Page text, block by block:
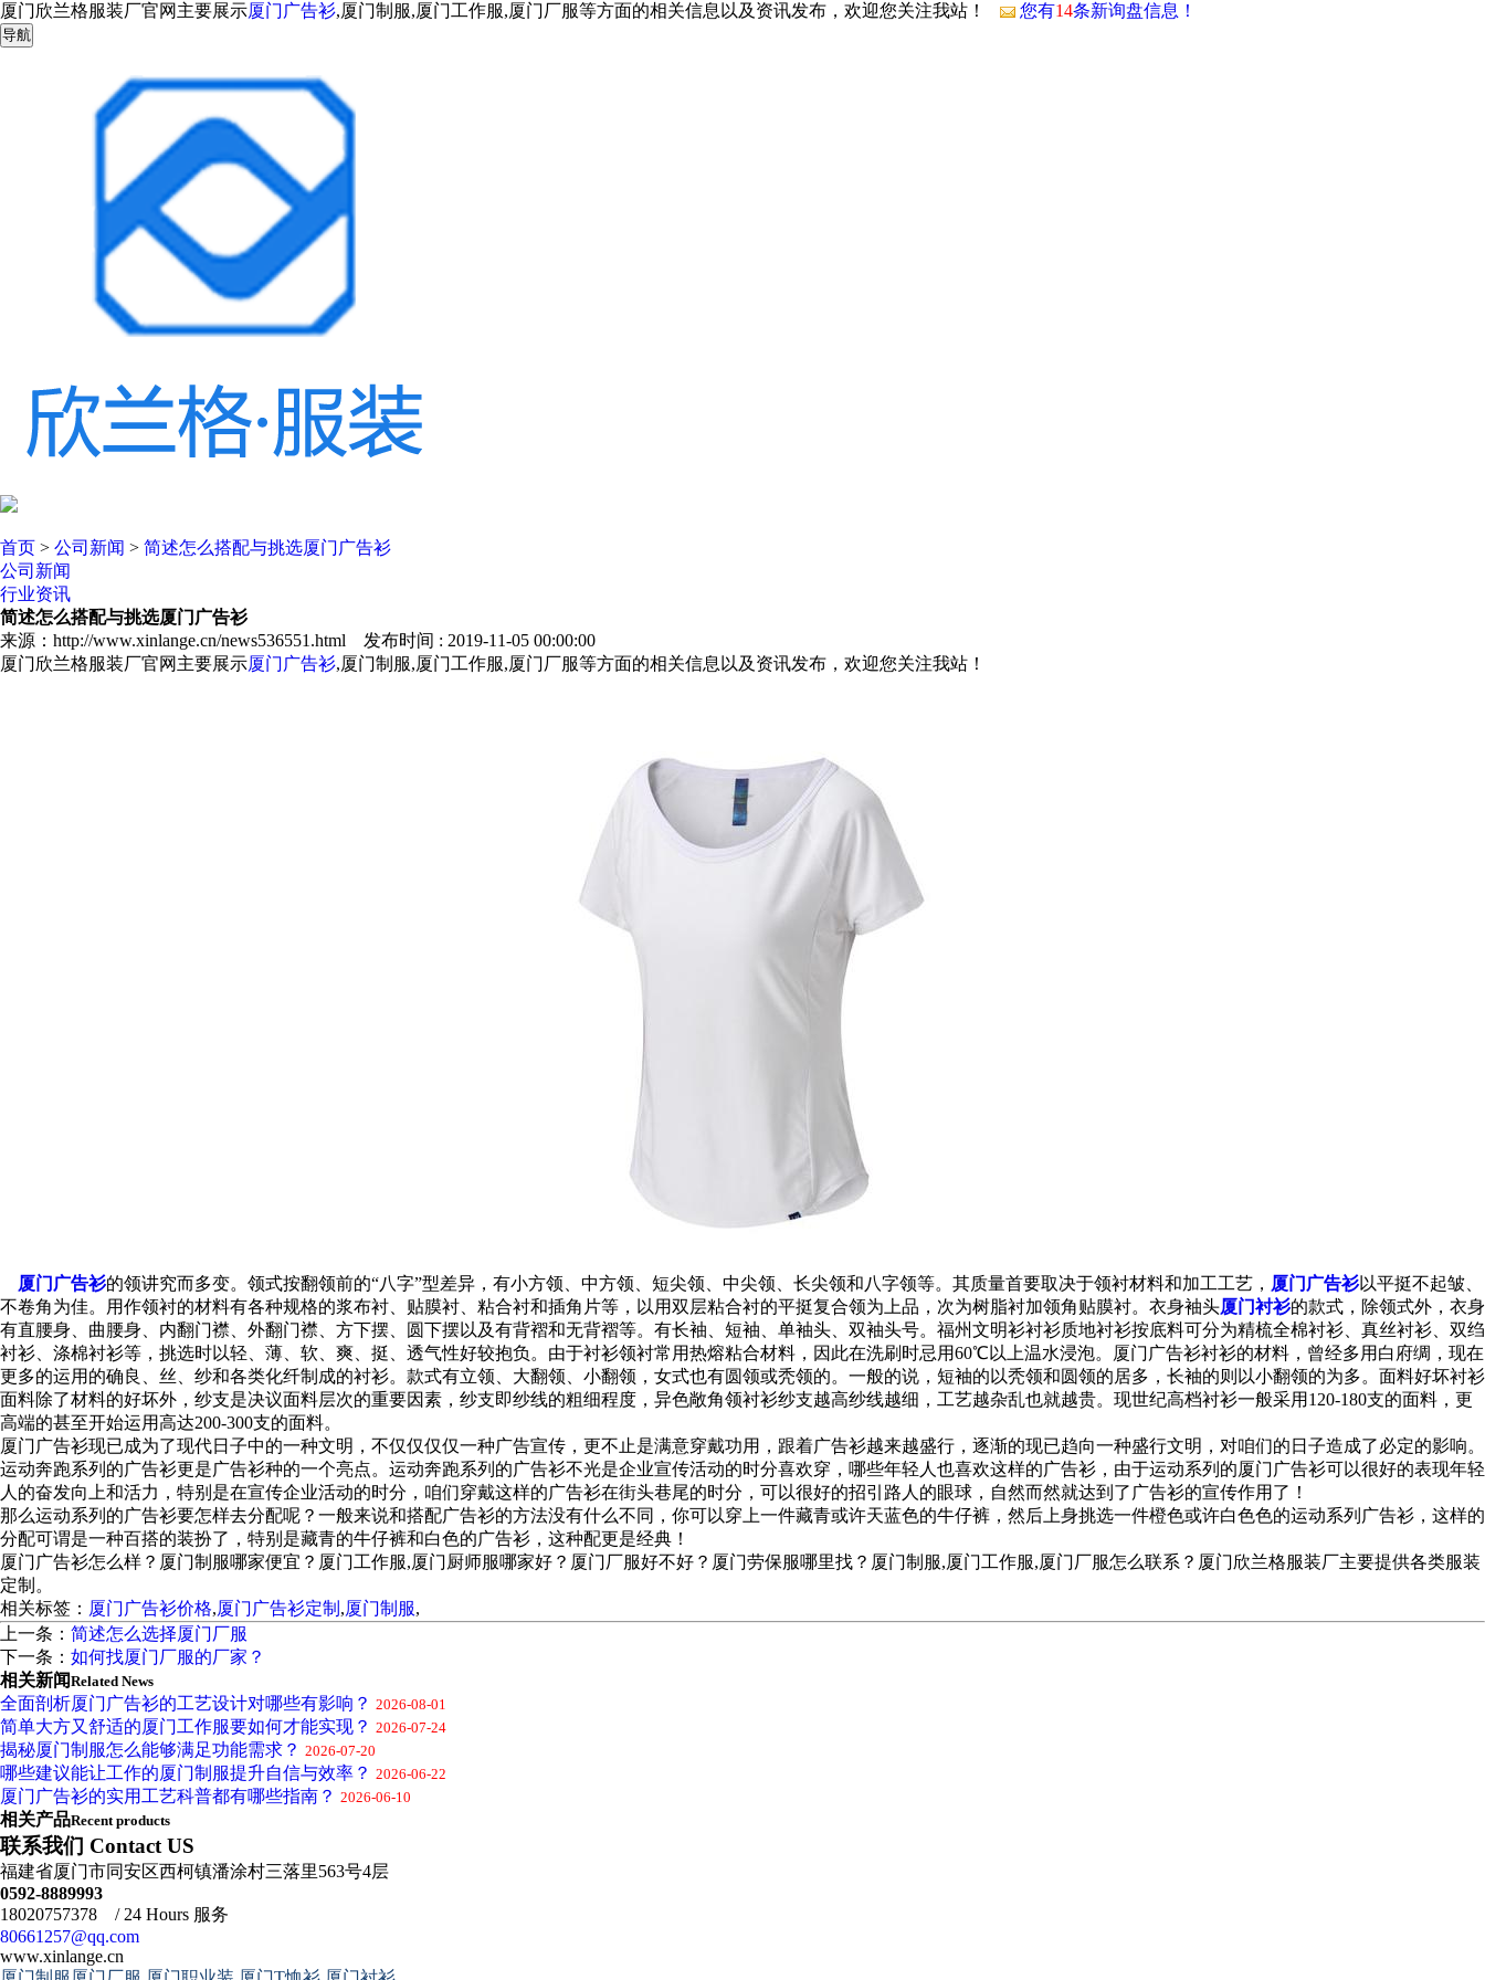
厦门欣兰格服装厂官网主要展示厦门广告衫,厦门制服,厦门工作服,厦门厂服等方面的相关信息以及资讯发布，欢迎您关注我站！ 您有14条新询盘信息！
导航
首页 > 公司新闻 > 简述怎么搭配与挑选厦门广告衫
公司新闻
行业资讯
简述怎么搭配与挑选厦门广告衫
来源：http://www.xinlange.cn/news536551.html 发布时间 : 2019-11-05 00:00:00
厦门欣兰格服装厂官网主要展示厦门广告衫,厦门制服,厦门工作服,厦门厂服等方面的相关信息以及资讯发布，欢迎您关注我站！
厦门广告衫的领讲究而多变。领式按翻领前的“八字”型差异，有小方领、中方领、短尖领、中尖领、长尖领和八字领等。其质量首要取决于领衬材料和加工工艺， 厦门广告衫以平挺不起皱、
不卷角为佳。用作领衬的材料有各种规格的浆布衬、贴膜衬、粘合衬和插角片等，以用双层粘合衬的平挺复合领为上品，次为树脂衬加领角贴膜衬。衣身袖头厦门衬衫的款式，除领式外，衣身
有直腰身、曲腰身、内翻门襟、外翻门襟、方下摆、圆下摆以及有背褶和无背褶等。有长袖、短袖、单袖头、双袖头号。福州文明衫衬衫质地衬衫按底料可分为精梳全棉衬衫、真丝衬衫、双绉
衬衫、涤棉衬衫等，挑选时以轻、薄、软、爽、挺、透气性好较抱负。由于衬衫领衬常用热熔粘合材料，因此在洗刷时忌用60℃以上温水浸泡。厦门广告衫衬衫的材料，曾经多用白府绸，现在
更多的运用的确良、丝、纱和各类化纤制成的衬衫。款式有立领、大翻领、小翻领，女式也有圆领或秃领的。一般的说，短袖的以秃领和圆领的居多，长袖的则以小翻领的为多。面料好坏衬衫
面料除了材料的好坏外，纱支是决议面料层次的重要因素，纱支即纱线的粗细程度，异色敞角领衬衫纱支越高纱线越细，工艺越杂乱也就越贵。现世纪高档衬衫一般采用120-180支的面料，更
高端的甚至开始运用高达200-300支的面料。
厦门广告衫现已成为了现代日子中的一种文明，不仅仅仅仅一种广告宣传，更不止是满意穿戴功用，跟着广告衫越来越盛行，逐渐的现已趋向一种盛行文明，对咱们的日子造成了必定的影响。
运动奔跑系列的广告衫更是广告衫种的一个亮点。运动奔跑系列的广告衫不光是企业宣传活动的时分喜欢穿，哪些年轻人也喜欢这样的广告衫，由于运动系列的厦门广告衫可以很好的表现年轻
人的奋发向上和活力，特别是在宣传企业活动的时分，咱们穿戴这样的广告衫在街头巷尾的时分，可以很好的招引路人的眼球，自然而然就达到了广告衫的宣传作用了！
那么运动系列的广告衫要怎样去分配呢？一般来说和搭配广告衫的方法没有什么不同，你可以穿上一件藏青或许天蓝色的牛仔裤，然后上身挑选一件橙色或许白色色的运动系列广告衫，这样的
分配可谓是一种百搭的装扮了，特别是藏青的牛仔裤和白色的广告衫，这种配更是经典！
厦门广告衫怎么样？厦门制服哪家便宜？厦门工作服,厦门厨师服哪家好？厦门厂服好不好？厦门劳保服哪里找？厦门制服,厦门工作服,厦门厂服怎么联系？厦门欣兰格服装厂主要提供各类服装
定制。
相关标签： 厦门广告衫价格,厦门广告衫定制 ,厦门制服,
上一条： 简述怎么选择厦门厂服
下一条： 如何找厦门厂服的厂家？
相关新闻Related News
全面剖析厦门广告衫的工艺设计对哪些有影响？ 2026-08-01
简单大方又舒适的厦门工作服要如何才能实现？ 2026-07-24
揭秘厦门制服怎么能够满足功能需求？ 2026-07-20
哪些建议能让工作的厦门制服提升自信与效率？ 2026-06-22
厦门广告衫的实用工艺科普都有哪些指南？ 2026-06-10
相关产品Recent products
联系我们 Contact US
福建省厦门市同安区西柯镇潘涂村三落里563号4层
0592-8889993
18020757378 / 24 Hours 服务
80661257@qq.com
www.xinlange.cn